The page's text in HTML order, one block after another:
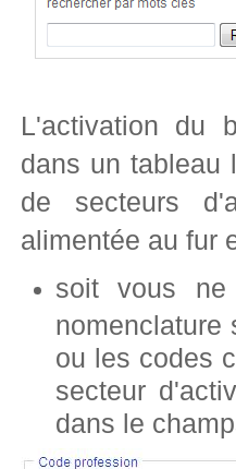
L'activation du
dans un tableau
de secteurs
alimentée au fur
soit vous
nomenclature
ou les codes
secteur
dans le